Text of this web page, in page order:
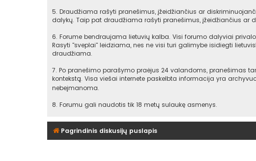
5. Draudžiama rašyti pranešimus, įžeidžiančius ar
dalykų. Taip pat draudžiama rašyti pranešimus, įžeidžiančius ar
6. Forume bendraujama lietuvių kalba. Visi forumo dalyviai
Rasyti "sveplai" leidziama, nes ne visi turi galimybe isidiegti
draudžiama.
7. Po pranešimo parašymo praėjus 24 valandoms, pranešimas
kontekstą. Visa viešai internete paskelbta informacija yra
nebeįmanoma.
8. Forumu gali naudotis tik 18 metų sulaukę asmenys.
Pagrindinis diskusijų puslapis